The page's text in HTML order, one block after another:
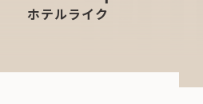
ホテルライク